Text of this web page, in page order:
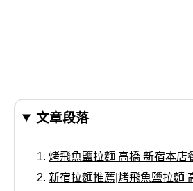
文章段落
烤飛魚鹽拉麵 高橋 新宿本店
新宿拉麵推薦|烤飛魚鹽拉麵